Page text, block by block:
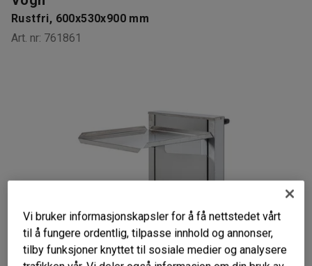
Rustfri, 600x530x900 mm
Art. nr: 761861
Vi bruker informasjonskapsler for å få nettstedet vårt
til å fungere ordentlig, tilpasse innhold og annonser,
tilby funksjoner knyttet til sosiale medier og analysere